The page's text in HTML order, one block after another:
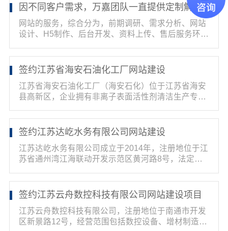
因不同客户需求，万嘉团队一直提供定制解决方案！
网站的服务，综合分为，前期调研、需求分析、网站
设计、H5制作、后台开发、资料上传、售后服务环
签约江苏省海安石油化工厂网站建设
江苏省海安石油化工厂（海安石化）位于江苏省海安
县高新区，企业拥有非离子表面活性剂清洁生产专利
签约江苏达屹水务有限公司网站建设
江苏达屹水务有限公司成立于2014年，注册地位于江
苏省通州湾江海联动开发示范区黄河路8号，法定代
签约江苏云舟数控科技有限公司网站建设项目
江苏云舟数控科技有限公司，注册地位于南通市开发
区新景路12号，经营范围包括数控设备、增材制造设